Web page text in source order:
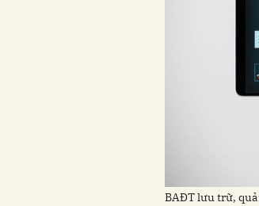
BAĐT lưu trữ,